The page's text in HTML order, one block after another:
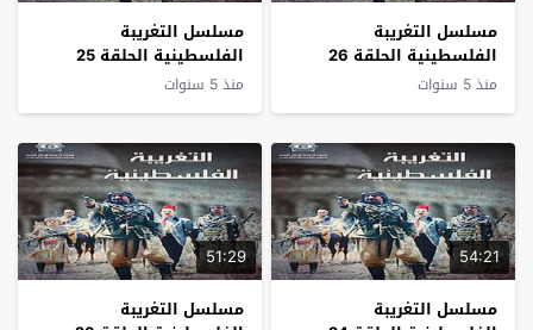
مسلسل التغريبة
الفلسطينية الحلقة 26
منذ 5 سنوات
مسلسل التغريبة
الفلسطينية الحلقة 25
منذ 5 سنوات
54:21
مسلسل التغريبة
51:29
مسلسل التغريبة